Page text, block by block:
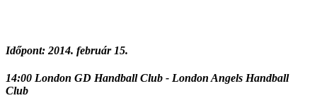
Időpont: 2014. február 15.
14:00 London GD Handball Club - London Angels Handball
Club